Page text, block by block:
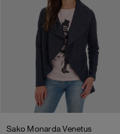
Sako Monarda Venetus